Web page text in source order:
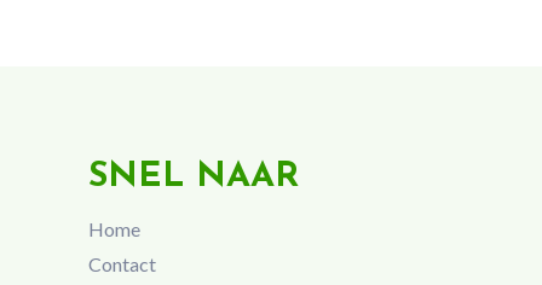
SNEL NAAR
Home
Contact